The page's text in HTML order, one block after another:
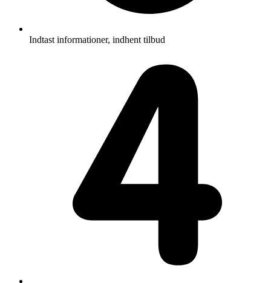
Indtast informationer, indhent tilbud